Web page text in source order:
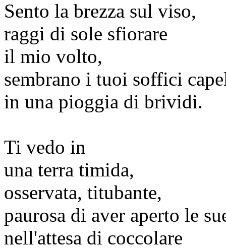
Sento la brezza sul viso,
raggi di sole sfiorare
il mio volto,
sembrano i tuoi soffici
in una pioggia di brividi.
Ti vedo in
una terra timida,
osservata, titubante,
paurosa di aver aperto le
nell'attesa di coccolare